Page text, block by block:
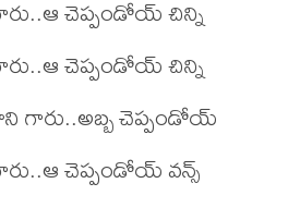
చెప్పండోయ్ చిన్ని
చెప్పండోయ్ చిన్ని
చెప్పండోయ్
చెప్పండోయ్ వన్స్